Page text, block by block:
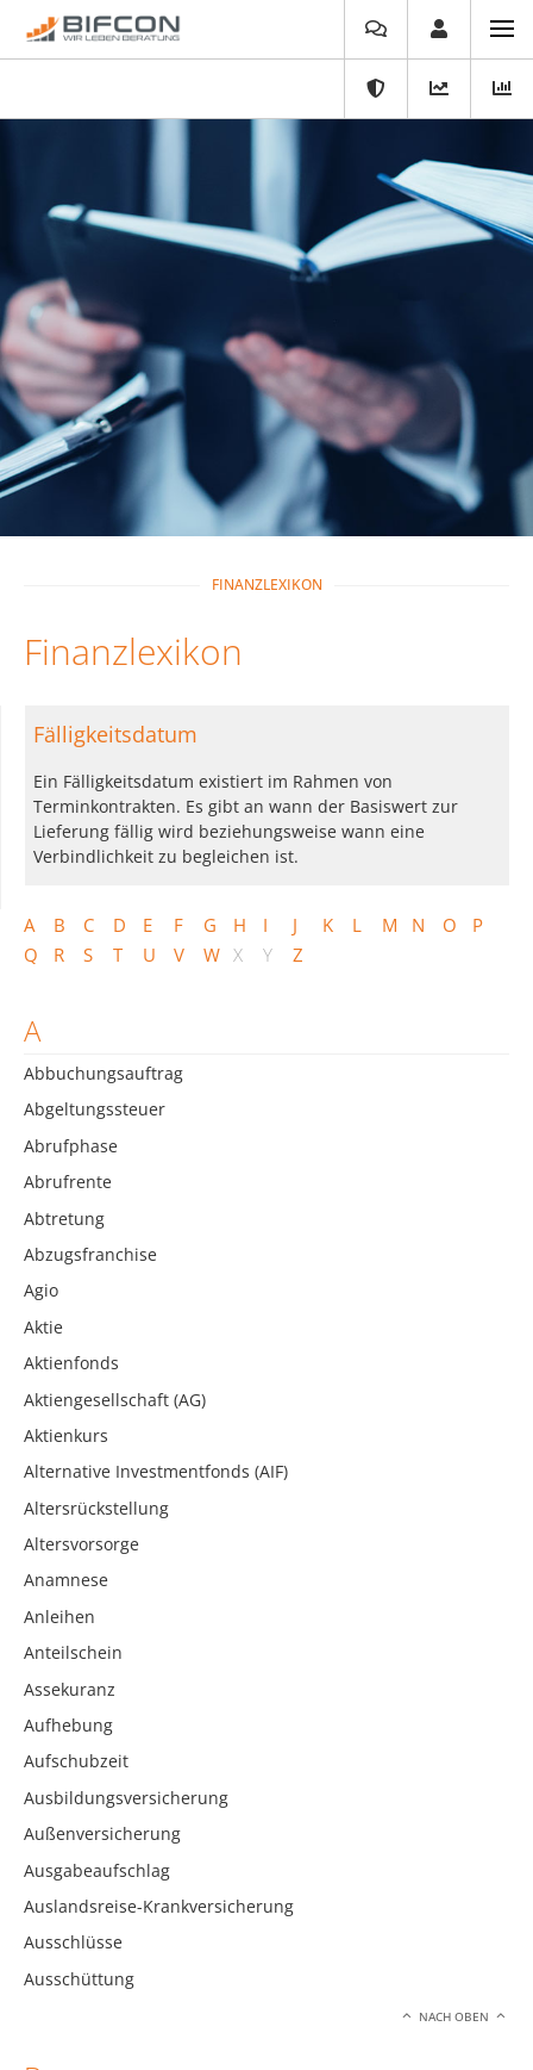
FINANZLEXIKON
Finanzlexikon
A B C D E F G H I J K L M N O
P
Q
R S T U V W X Y Z
A
Abbuchungsauftrag
Abgeltungssteuer
Abrufphase
Abrufrente
Abtretung
Abzugsfranchise
Agio
Aktie
Aktienfonds
Aktiengesellschaft (AG)
Aktienkurs
Alternative Investmentfonds (AIF)
Altersrückstellung
Altersvorsorge
Anamnese
Anleihen
Anteilschein
Assekuranz
Aufhebung
Aufschubzeit
Ausbildungsversicherung
Außenversicherung
Ausgabeaufschlag
Auslandsreise-Krankversicherung
Ausschlüsse
Ausschüttung
NACH OBEN
Fälligkeitsdatum
Ein Fälligkeitsdatum existiert im Rahmen von
Terminkontrakten. Es gibt an wann der Basiswert zur
Lieferung fällig wird beziehungsweise wann eine
Verbindlichkeit zu begleichen ist.